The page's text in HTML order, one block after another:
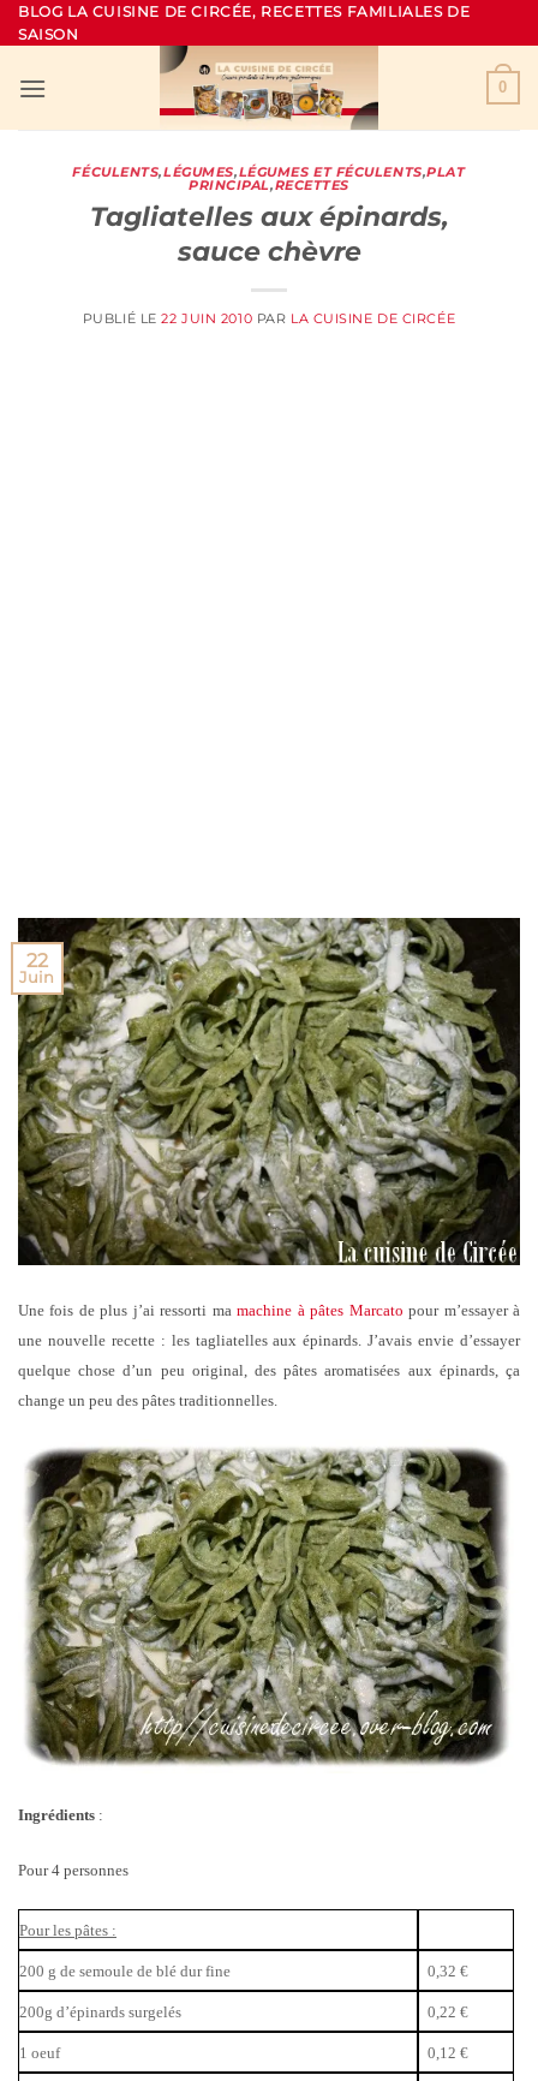
Passer
au
BLOG LA CUISINE DE CIRCÉE, RECETTES FAMILIALES DE
SAISON
0
FÉCULENTS,LÉGUMES,LÉGUMES ET FÉCULENTS,PLAT
PRINCIPAL,RECETTES
Tagliatelles aux épinards,
sauce chèvre
PUBLIÉ LE22 JUIN 2010 PAR LA CUISINE DE CIRCÉE
22
Juin
Une fois de plus j’ai ressorti mamachine à pâtes Marcato pour m’essayer à
une nouvelle recette : les tagliatelles aux épinards. J’avais envie d’essayer
quelque chose d’un peu original, des pâtes aromatisées aux épinards, ça
change un peu des pâtes traditionnelles.
Ingrédients :
Pour 4 personnes
Pour les pâtes :
200 g de semoule de blé dur fine 0,32 €
200g d’épinards surgelés 0,22 €
1 oeuf 0,12 €